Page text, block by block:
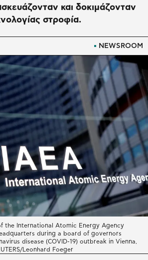
NEWSROOM
και δοκιμάζονταν
στροφία.
the International Atomic Energy Agency
during a board of governors
disease (COVID-19) outbreak in Vienna,
Leonhard Foeger